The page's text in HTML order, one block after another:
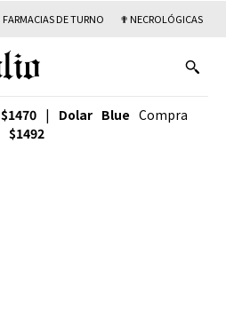
FARMACIAS DE TURNO ✟ NECROLÓGICAS
$1470 | Dolar Blue Compra
$1492